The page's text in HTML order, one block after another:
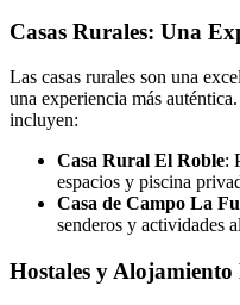
Casas Rurales: Una
Las casas rurales son una
una experiencia más
incluyen:
Casa Rural El Roble:
espacios y piscina
Casa de Campo La
senderos y actividades
Hostales y Alojamiento